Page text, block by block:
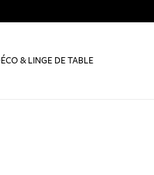
& LINGE DE TABLE